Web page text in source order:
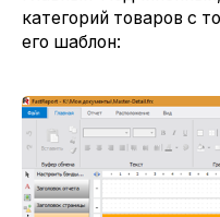
категорий товаров с
его шаблон: